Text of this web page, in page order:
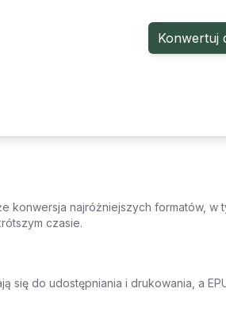
Konwertuj
konwersja najróżniejszych formatów, w
czasie.
się do udostępniania i drukowania, a